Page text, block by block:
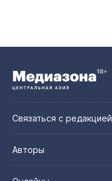
Связаться с редакцией
Авторы